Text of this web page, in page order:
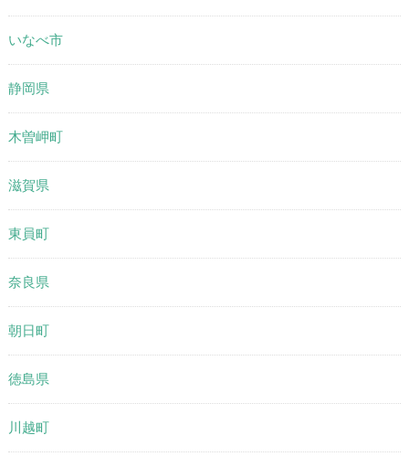
いなべ市
静岡県
木曽岬町
滋賀県
東員町
奈良県
朝日町
徳島県
川越町